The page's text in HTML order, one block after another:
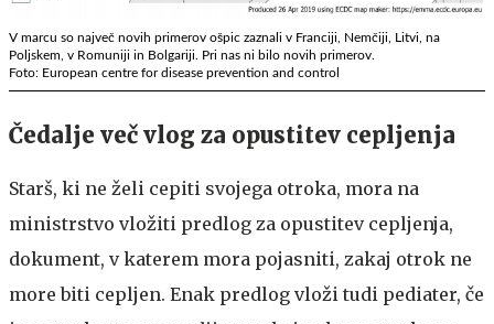
V marcu so največ novih primerov ošpic zaznali v Franciji, Nemčiji, Litvi, na
Poljskem, v Romuniji in Bolgariji. Pri nas ni bilo novih primerov.
Foto: European centre for disease prevention and control
Čedalje več vlog za opustitev cepljenja
Starš, ki ne želi cepiti svojega otroka, mora na
ministrstvo vložiti predlog za opustitev cepljenja,
dokument, v katerem mora pojasniti, zakaj otrok ne
more biti cepljen. Enak predlog vloži tudi pediater, če